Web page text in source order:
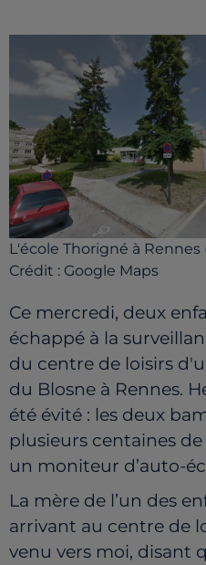
L'école Thorigné à
Crédit : Google Maps
Ce mercredi, deux
échappé à la
du centre de loisirs
du Blosne à Rennes.
été évité : les deux
plusieurs centaines
un moniteur d’auto-
La mère de l’un des
arrivant au centre de
venu vers moi, disant